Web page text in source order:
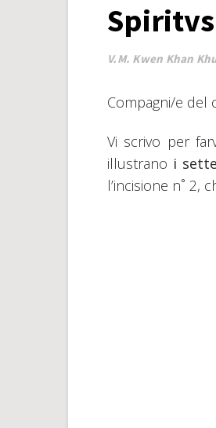
V.M. Kwen Khan
Compagni/e del
Vi scrivo per
illustrano i
l’incisione n˚ 2,